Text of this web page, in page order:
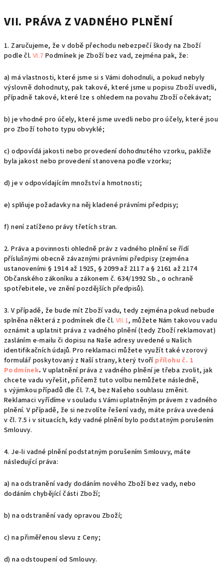
VII. PRÁVA Z VADNÉHO PLNĚNÍ
1. Zaručujeme, že v době přechodu nebezpečí škody na Zboží
podle čl.VI.7 Podmínek je Zboží bez vad, zejména pak, že:
a) má vlastnosti, které jsme si s Vámi dohodnuli, a pokud nebyly
výslovně dohodnuty, pak takové, které jsme u popisu Zboží uvedli,
případně takové, které lze s ohledem na povahu Zboží očekávat;
b) je vhodné pro účely, které jsme uvedli nebo pro účely, které jsou
pro Zboží tohoto typu obvyklé;
c) odpovídá jakosti nebo provedení dohodnutého vzorku, pakliže
byla jakost nebo provedení stanovena podle vzorku;
d) je v odpovídajícím množství a hmotnosti;
e) splňuje požadavky na něj kladené právními předpisy;
f) není zatíženo právy třetích stran.
2. Práva a povinnosti ohledně práv z vadného plnění se řídí
příslušnými obecně závaznými právními předpisy (zejména
ustanoveními § 1914 až 1925, § 2099 až 2117 a § 2161 až 2174
Občanského zákoníku a zákonem č. 634/1992 Sb., o ochraně
spotřebitele, ve znění pozdějších předpisů).
3. V případě, že bude mít Zboží vadu, tedy zejména pokud nebude
splněna některá z podmínek dle čl. VII.1, můžete Nám takovou vadu
oznámit a uplatnit práva z vadného plnění (tedy Zboží reklamovat)
zasláním e-mailu či dopisu na Naše adresy uvedené u Našich
identifikačních údajů. Pro reklamaci můžete využít také vzorový
formulář poskytovaný z Naší strany, který tvoří přílohu č. 1
Podmínek. V uplatnění práva z vadného plnění je třeba zvolit, jak
chcete vadu vyřešit, přičemž tuto volbu nemůžete následně,
s výjimkou případů dle čl. 7.4, bez Našeho souhlasu změnit.
Reklamaci vyřídíme v souladu s Vámi uplatněným právem z vadného
plnění. V případě, že si nezvolíte řešení vady, máte práva uvedená
v čl. 7.5 i v situacích, kdy vadné plnění bylo podstatným porušením
Smlouvy.
4. Je-li vadné plnění podstatným porušením Smlouvy, máte
následující práva:
a) na odstranění vady dodáním nového Zboží bez vady, nebo
dodáním chybějící části Zboží;
b) na odstranění vady opravou Zboží;
c) na přiměřenou slevu z Ceny;
d) na odstoupení od Smlouvy.